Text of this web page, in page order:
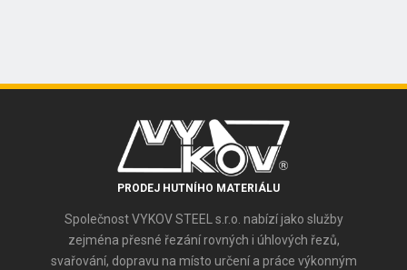
PRODEJ HUTNÍHO MATERIÁLU
Společnost VYKOV STEEL s.r.o. nabízí jako služby
zejména přesné řezání rovných i úhlových řezů,
svařování, dopravu na místo určení a práce výkonným